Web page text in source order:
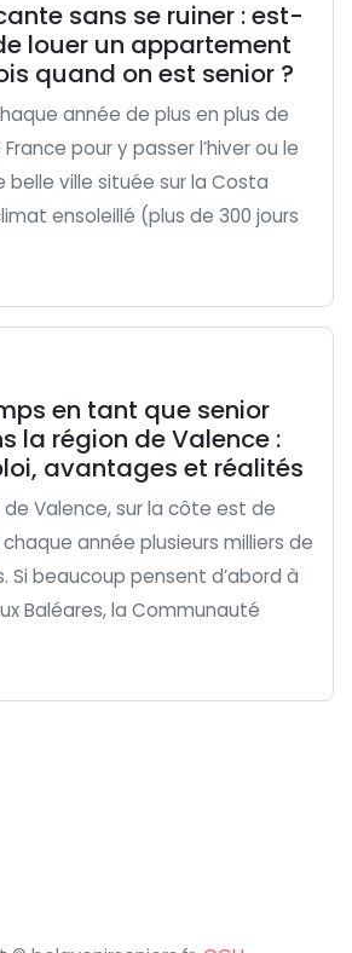
sans se ruiner : est-
louer un appartement
quand on est senior ?
année de plus en plus de
pour y passer l’hiver ou le
ville située sur la Costa
ensoleillé (plus de 300 jours
en tant que senior
la région de Valence :
avantages et réalités
Valence, sur la côte est de
chaque année plusieurs milliers de
Si beaucoup pensent d’abord à
Baléares, la Communauté